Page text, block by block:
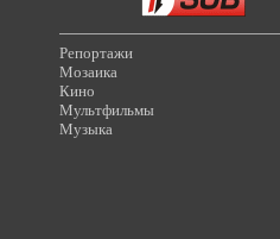
Репортажи
Мозаика
Кино
Мультфильмы
Музыка